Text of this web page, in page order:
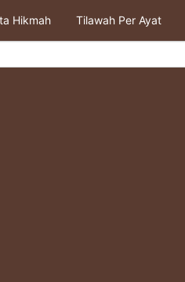
Hikmah Tilawah Per Ayat